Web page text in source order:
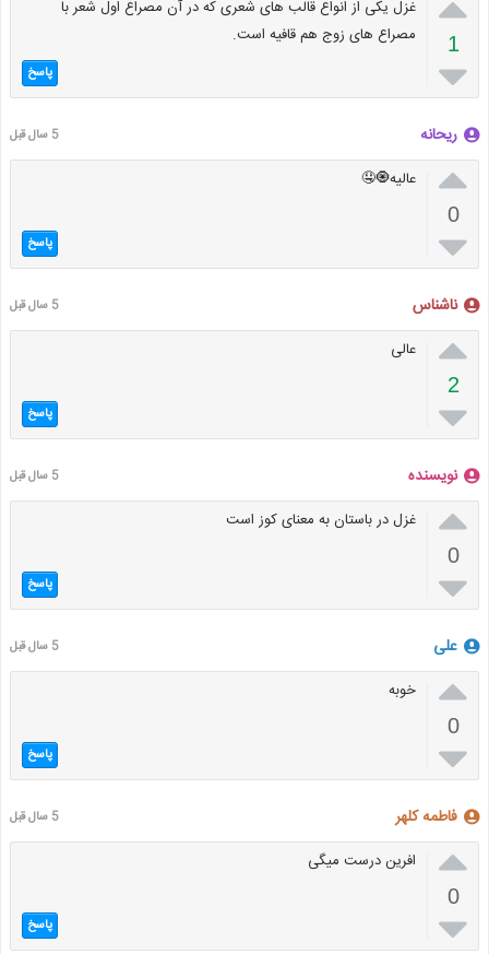
1

غزل یکی از انواع قالب های شعری که در آن مصراع اول شعر با
مصراع های زوج هم قافیه است.
پاسخ
ریحانه 5 سال قبل

0

عالیه🧿🤤
پاسخ
ناشناس 5 سال قبل

2

عالی
پاسخ
نویسنده 5 سال قبل

0

غزل در باستان به معنای کوز است
پاسخ
علی 5 سال قبل

0

خوبه
پاسخ
فاطمه کلهر 5 سال قبل

0

افرین درست میگی
پاسخ